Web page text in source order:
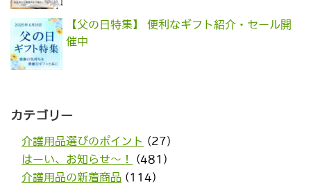
【父の日特集】 便利なギフト紹介・セール開
催中
カテゴリー
介護用品選びのポイント (27)
はーい、お知らせ〜！
(481)
介護用品の新着商品 (114)